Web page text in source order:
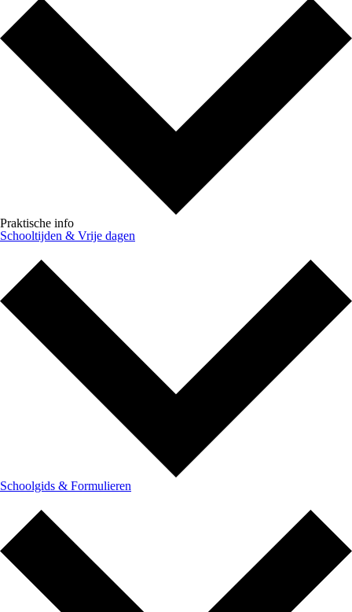
Praktische info
Schooltijden & Vrije dagen
Schoolgids & Formulieren